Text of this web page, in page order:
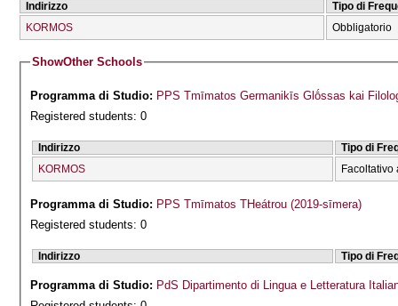
Indirizzo
Tipo di
KORMOS
Obbligatorio
ShowOther Schools
Programma di Studio: PPS Tmīmatos Germanikīs Glṓssas kai
Registered students: 0
Indirizzo
Tipo di
KORMOS
Facoltativo
Programma di Studio: PPS Tmīmatos THeátrou (2019-sīmera)
Registered students: 0
Indirizzo Tipo di
Programma di Studio: PdS Dipartimento di Lingua e Letteratura